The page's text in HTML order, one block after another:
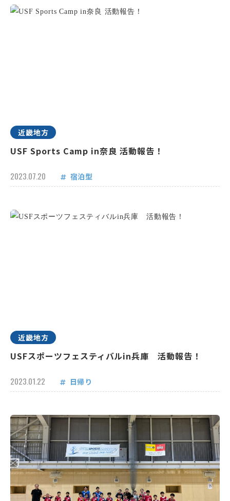
近畿地方
USF Sports Camp in奈良 活動報告！
2023.07.20 宿泊型
近畿地方
USFスポーツフェスティバルin兵庫 活動報告！
2023.01.22 日帰り